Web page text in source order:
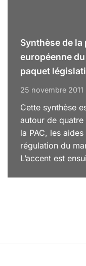
Synthèse de
européenne
paquet
25 novembre 2011
Cette synthèse
autour de
la PAC, les
régulation du
L’accent est